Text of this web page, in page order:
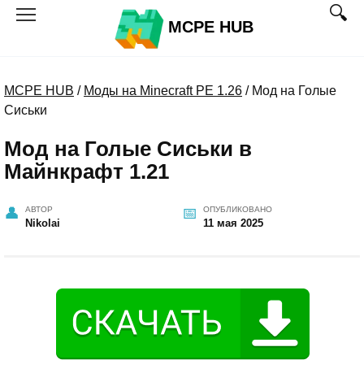
Перейти
MCPE HUB
MCPE HUB / Моды на Minecraft PE 1.26 / Мод на Голые
Сиськи
Мод на Голые Сиськи в
Майнкрафт 1.21
АВТОР
Nikolai
ОПУБЛИКОВАНО
11 мая 2025